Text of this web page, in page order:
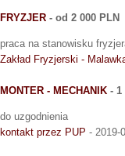
FRYZJER - od 2 000 PLN
praca na stanowisku
Zakład Fryzjerski -
MONTER - MECHANIK - 1
do uzgodnienia
kontakt przez PUP - 2019-